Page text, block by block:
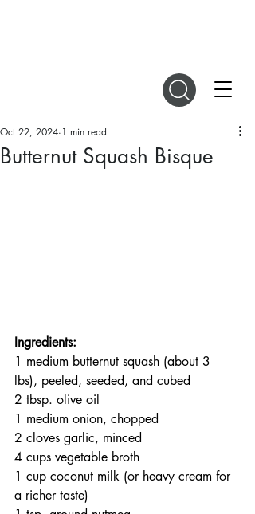
Butternut Squash Bisque
Oct 22, 2024 1 min read
Ingredients:
1 medium butternut squash (about 3
lbs), peeled, seeded, and cubed
2 tbsp. olive oil
1 medium onion, chopped
2 cloves garlic, minced
4 cups vegetable broth
1 cup coconut milk (or heavy cream for
a richer taste)